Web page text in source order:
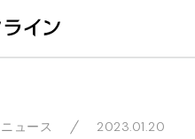
ニュース 2023.01.20